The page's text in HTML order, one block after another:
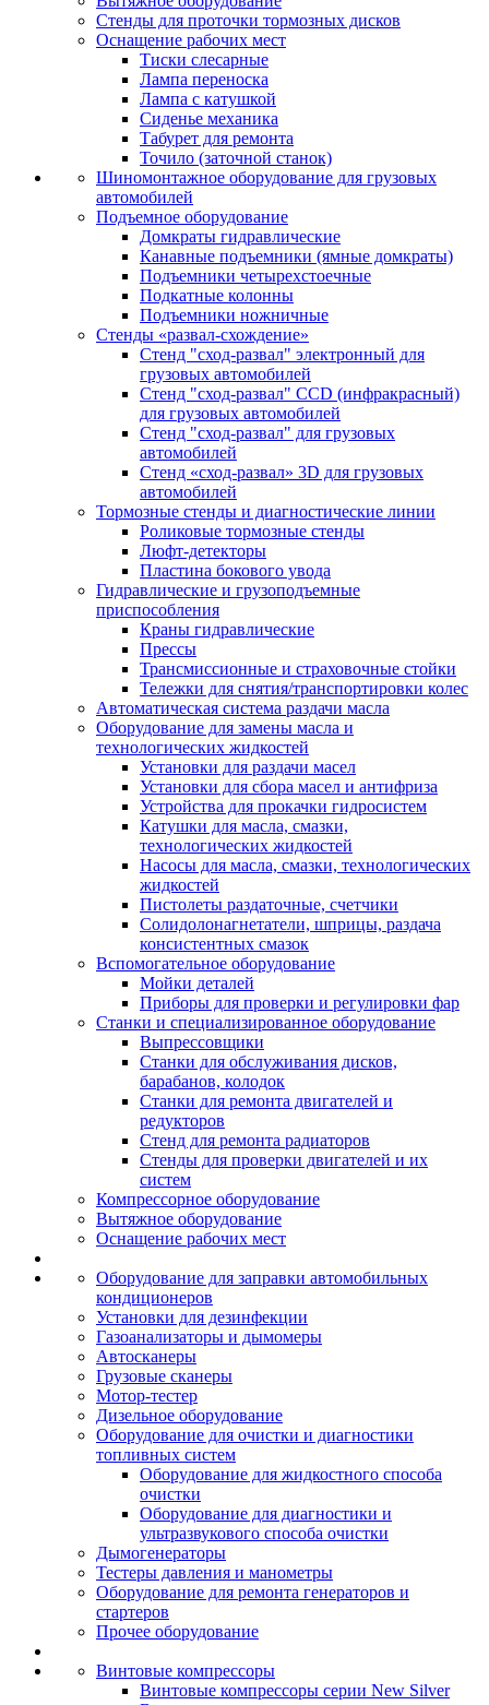
Стенды для проточки тормозных дисков
Оснащение рабочих мест
Тиски слесарные
Лампа переноска
Лампа с катушкой
Сиденье механика
Табурет для ремонта
Точило (заточной станок)
Шиномонтажное оборудование для грузовых
автомобилей
Подъемное оборудование
Домкраты гидравлические
Канавные подъемники (ямные домкраты)
Подъемники четырехстоечные
Подкатные колонны
Подъемники ножничные
Стенды «развал-схождение»
Стенд "сход-развал" электронный для
грузовых автомобилей
Стенд "сход-развал" CCD (инфракрасный)
для грузовых автомобилей
Стенд "сход-развал" для грузовых
автомобилей
Стенд «сход-развал» 3D для грузовых
автомобилей
Тормозные стенды и диагностические линии
Роликовые тормозные стенды
Люфт-детекторы
Пластина бокового увода
Гидравлические и грузоподъемные
приспособления
Краны гидравлические
Прессы
Трансмиссионные и страховочные стойки
Тележки для снятия/транспортировки колес
Автоматическая система раздачи масла
Оборудование для замены масла и
технологических жидкостей
Установки для раздачи масел
Установки для сбора масел и антифриза
Устройства для прокачки гидросистем
Катушки для масла, смазки,
технологических жидкостей
Насосы для масла, смазки, технологических
жидкостей
Пистолеты раздаточные, счетчики
Солидолонагнетатели, шприцы, раздача
консистентных смазок
Вспомогательное оборудование
Мойки деталей
Приборы для проверки и регулировки фар
Станки и специализированное оборудование
Выпрессовщики
Станки для обслуживания дисков,
барабанов, колодок
Станки для ремонта двигателей и
редукторов
Стенд для ремонта радиаторов
Стенды для проверки двигателей и их
систем
Компрессорное оборудование
Вытяжное оборудование
Оснащение рабочих мест
Оборудование для заправки автомобильных
кондиционеров
Установки для дезинфекции
Газоанализаторы и дымомеры
Автосканеры
Грузовые сканеры
Мотор-тестер
Дизельное оборудование
Оборудование для очистки и диагностики
топливных систем
Оборудование для жидкостного способа
очистки
Оборудование для диагностики и
ультразвукового способа очистки
Дымогенераторы
Тестеры давления и манометры
Оборудование для ремонта генераторов и
стартеров
Прочее оборудование
Винтовые компрессоры
Винтовые компрессоры серии New Silver